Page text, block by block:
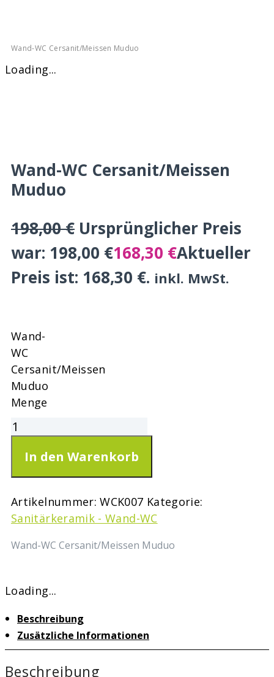
Wand-WC Cersanit/Meissen Muduo
Loading...
Wand-WC Cersanit/Meissen
Muduo
198,00€ Ursprünglicher Preis
war: 198,00 €168,30 €Aktueller
Preis ist: 168,30 €. inkl. MwSt.
Wand-
WC
Cersanit/Meissen
Muduo
Menge
In den Warenkorb
Artikelnummer:WCK007 Kategorie:
Sanitärkeramik - Wand-WC
Wand-WC Cersanit/Meissen Muduo
Loading...
Beschreibung
Zusätzliche Informationen
Beschreibung